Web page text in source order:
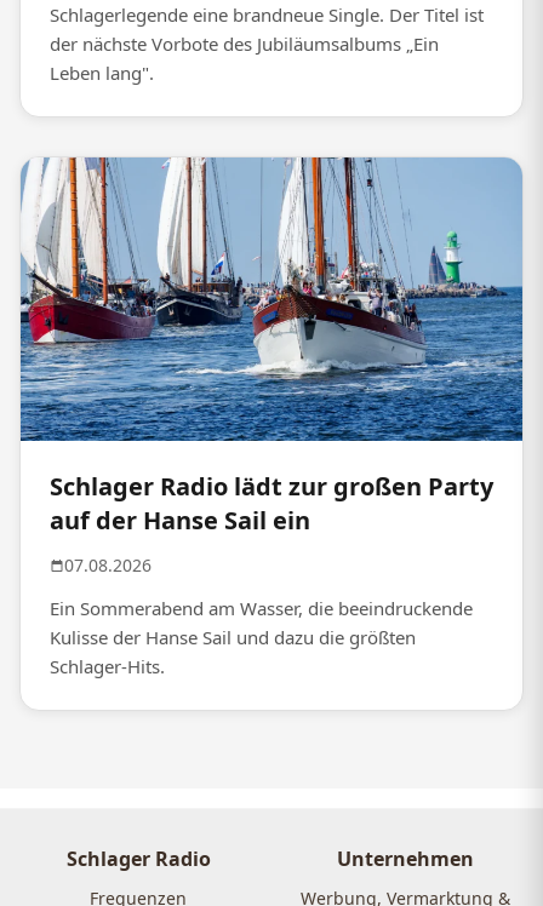
Schlagerlegende eine brandneue Single. Der Titel ist
der nächste Vorbote des Jubiläumsalbums „Ein
Leben lang".
Schlager Radio lädt zur großen Party
auf der Hanse Sail ein
07.08.2026
Ein Sommerabend am Wasser, die beeindruckende
Kulisse der Hanse Sail und dazu die größten
Schlager-Hits.
Schlager Radio
Frequenzen
Unternehmen
Werbung, Vermarktung &